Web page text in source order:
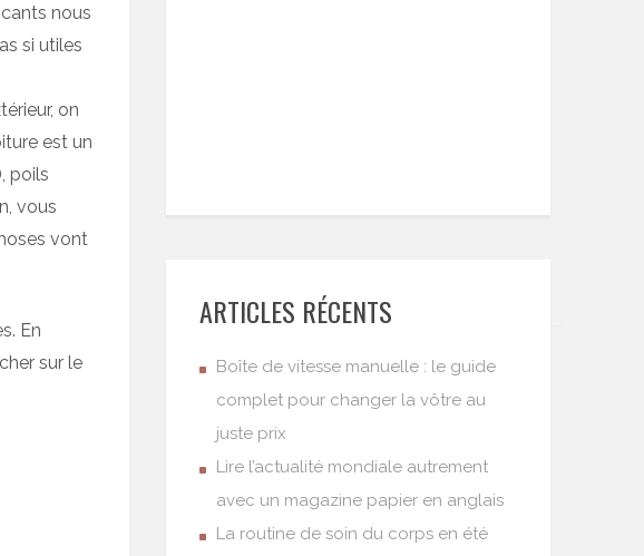
nous
si utiles
on
est un
poils
vous
vont
En
sur le
ARTICLES RÉCENTS
Boîte de vitesse manuelle : le guide
complet pour changer la vôtre au
juste prix
Lire l’actualité mondiale autrement
avec un magazine papier en anglais
La routine de soin du corps en été